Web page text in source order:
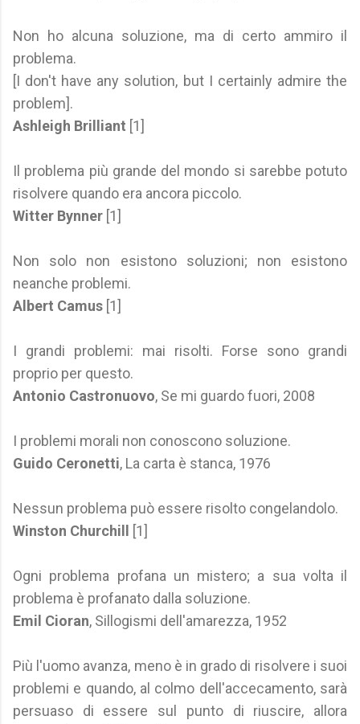
Non ho alcuna soluzione, ma di certo ammiro il
problema.
[I don't have any solution, but I certainly admire the
problem].
Ashleigh Brilliant [1]
Il problema più grande del mondo si sarebbe potuto
risolvere quando era ancora piccolo.
Witter Bynner [1]
Non solo non esistono soluzioni; non esistono
neanche problemi.
Albert Camus [1]
I grandi problemi: mai risolti. Forse sono grandi
proprio per questo.
Antonio Castronuovo, Se mi guardo fuori, 2008
I problemi morali non conoscono soluzione.
Guido Ceronetti, La carta è stanca, 1976
Nessun problema può essere risolto congelandolo.
Winston Churchill
[1]
Ogni problema profana un mistero; a sua volta il
problema è profanato dalla soluzione.
Emil Cioran, Sillogismi dell'amarezza, 1952
Più l'uomo avanza, meno è in grado di risolvere i suoi
problemi e quando, al colmo dell'accecamento, sarà
persuaso di essere sul punto di riuscire, allora